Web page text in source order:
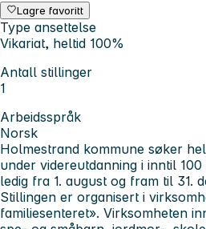
Lagre favoritt
Type ansettelse
Vikariat, heltid 100%
Antall stillinger
1
Arbeidsspråk
Norsk
Holmestrand kommune søker
under videreutdanning i inntil
ledig fra 1. august og fram til 31.
Stillingen er organisert i
familiesenteret». Virksomheten